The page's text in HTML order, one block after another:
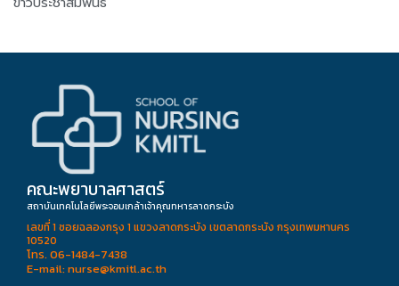
คณะพยาบาลศาสตร์
สถาบันเทคโนโลยีพระจอมเกล้าเจ้าคุณทหารลาดกระบัง
เลขที่ 1 ซอยฉลองกรุง 1 แขวงลาดกระบัง เขตลาดกระบัง กรุงเทพมหานคร
10520
โทร. 06-1484-7438
E-mail: nurse@kmitl.ac.th